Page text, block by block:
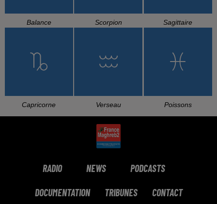
Balance Scorpion Sagittaire
Capricorne Verseau Poissons
RADIO NEWS PODCASTS
DOCUMENTATION TRIBUNES CONTACT